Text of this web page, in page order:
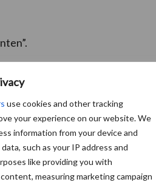
use cookies and other tracking
your experience on our website. We
information from your device and
such as your IP address and
like providing you with
measuring marketing campaign
of wijzigt bij BIJ12. Doe dit
en tegemoetkoming in
Neem dan contact op met